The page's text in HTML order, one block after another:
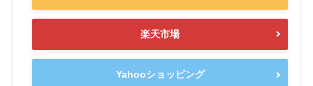
楽天市場
Yahooショッピング